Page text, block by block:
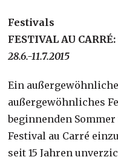
Festivals
FESTIVAL AU
28.6.-11.7.2015
Ein
außergewöhnliches
beginnenden
Festival au Carré
seit 15 Jahren